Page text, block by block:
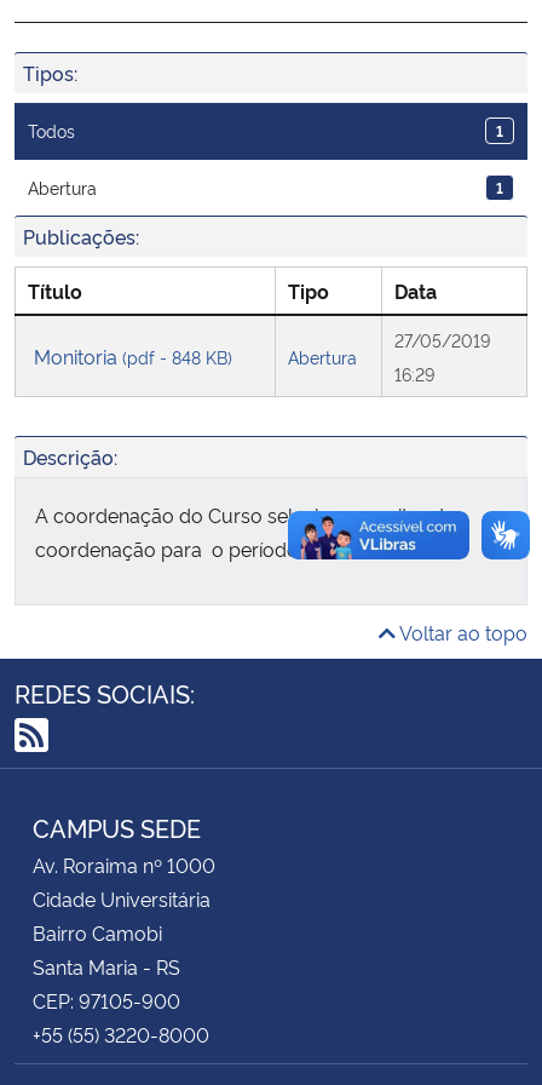
Ministério da Cidadania
Ministério da Saúde
Ministério da Ciência, Tecnologia, Inovações e Comunicações
Controladoria-Geral da União
Ministério da Mulher, da Família e dos Direitos Humanos
Secretaria de Governo
Gabinete de Segurança Institucional
Banco Central do Brasil
Tipos:
Todos 1
Abertura 1
Publicações:
Título Tipo Data
Monitoria (pdf - 848 KB) Abertura
27/05/2019
16:29
Descrição:
A coordenação do Curso seleciona monitor da
coordenação para o período de 4 meses.
Voltar ao topo
REDES SOCIAIS:
RSS
CAMPUS SEDE
Av. Roraima nº 1000
Cidade Universitária
Bairro Camobi
Santa Maria - RS
CEP: 97105-900
+55 (55) 3220-8000